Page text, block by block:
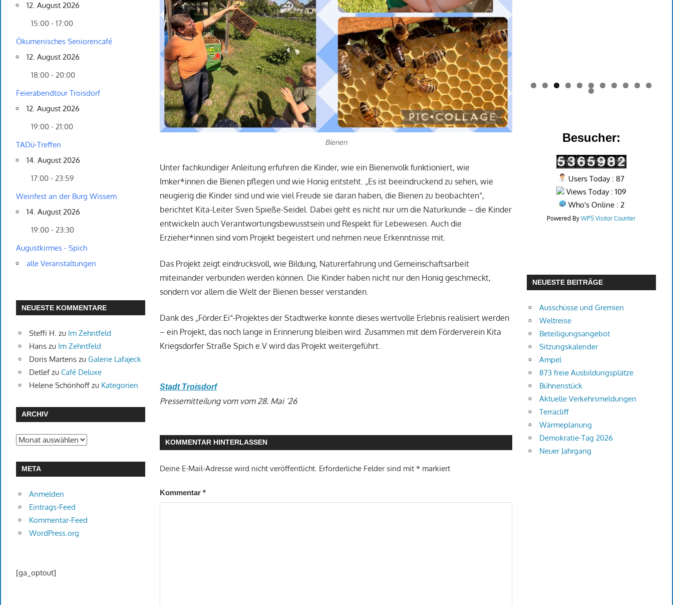
Bienen
Unter fachkundiger Anleitung erfuhren die Kinder, wie ein Bienenvolk funktioniert, wie
Imker*innen die Bienen pflegen und wie Honig entsteht. „Es ist beeindruckend zu sehen, wie
neugierig die Kinder sind und wie viel Freude sie daran haben, die Bienen zu beobachten“,
berichtet Kita-Leiter Sven Spieße-Seidel. Dabei geht es nicht nur um die Naturkunde – die Kinder
entwickeln auch Verantwortungsbewusstsein und Respekt für Lebewesen. Auch die
Erzieher*innen sind vom Projekt begeistert und nehmen neue Erkenntnisse mit.
Das Projekt zeigt eindrucksvoll, wie Bildung, Naturerfahrung und Gemeinschaftsarbeit
miteinander verbunden werden können. Die Kinder haben nicht nur den Honig geschmeckt,
sondern vor allem die Welt der Bienen besser verstanden.
Dank des „Förder.Ei“-Projektes der Stadtwerke konnte dieses wertvolle Erlebnis realisiert werden
– ein Projekt, das noch lange in Erinnerung bleiben wird. Zusammen mit dem Förderverein Kita
Kriegsdorfer Straße Spich e.V wird das Projekt weitergeführt.
Stadt Troisdorf
Pressemitteilung vom vom 28. Mai ’26
KOMMENTAR HINTERLASSEN
Deine E-Mail-Adresse wird nicht veröffentlicht. Erforderliche Felder sind mit* markiert
Kommentar*
12. August 2026
15:00 - 17:00
Ökumenisches Seniorencafé
12. August 2026
18:00 - 20:00
Feierabendtour Troisdorf
12. August 2026
19:00 - 21:00
TADü-Treffen
14. August 2026
17:00 - 23:59
Weinfest an der Burg Wissem
14. August 2026
19:00 - 23:30
Augustkirmes - Spich
alle Veranstaltungen
NEUESTE KOMMENTARE
Steffi H. zu Im Zehntfeld
Hanszu Im Zehntfeld
Doris Martenszu Galerie Lafajeck
Detlefzu Café Deluxe
Helene Schönhoffzu Kategorien
ARCHIV
Archiv
META
Anmelden
Eintrags-Feed
Kommentar-Feed
WordPress.org
[ga_optout]
0 1
2
Besucher:
Users Today : 87
Views Today : 109
Who's Online : 2
Powered ByWPS Visitor Counter
NEUESTE BEITRÄGE
Ausschüsse und Gremien
Weltreise
Beteiligungsangebot
Sitzungskalender
Ampel
873 freie Ausbildungsplätze
Bühnenstück
Aktuelle Verkehrsmeldungen
Terracliff
Wärmeplanung
Demokratie-Tag 2026
Neuer Jahrgang